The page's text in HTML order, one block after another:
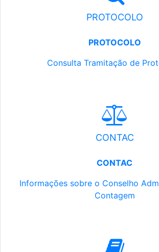
PROTOCOLO
PROTOCOLO
Consulta Tramitação de
CONTAC
CONTAC
Informações sobre o Conselho
Contagem